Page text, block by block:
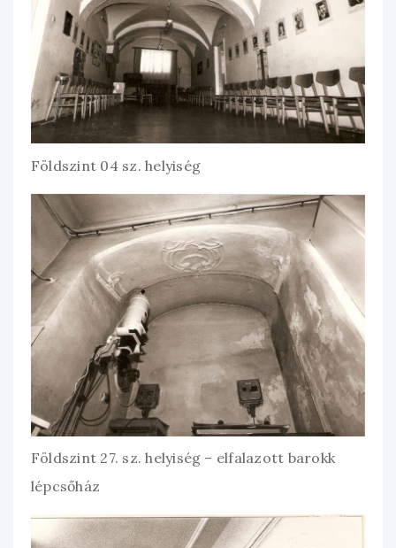
Földszint 04 sz. helyiség
Földszint 27. sz. helyiség – elfalazott barokk
lépcsőház